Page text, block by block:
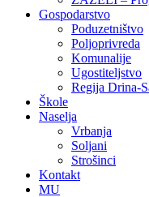
Gospodarstvo
Poduzetništvo
Poljoprivreda
Komunalije
Ugostiteljstvo
Regija Drina-
Škole
Naselja
Vrbanja
Soljani
Strošinci
Kontakt
MU